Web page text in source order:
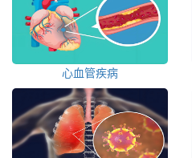
心血管疾病